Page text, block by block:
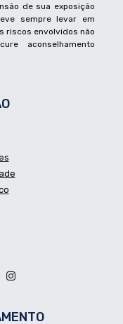
de sua exposição
sempre levar em
riscos envolvidos não
aconselhamento